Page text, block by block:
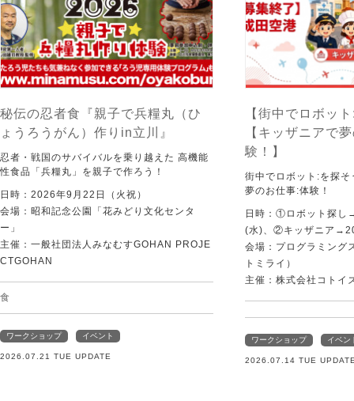
秘伝の忍者食『親子で兵糧丸（ひ
ょうろうがん）作りin立川』
忍者・戦国のサバイバルを乗り越えた 高機能
性食品「兵糧丸」を親子で作ろう！
日時：2026年9月22日（火祝）
会場：昭和記念公園「花みどり文化センタ
ー」
主催：一般社団法人みなむすGOHAN PROJE
CTGOHAN
食
ワークショップ イベント
2026.07.21 TUE UPDATE
【街中でロボッ
【キッザニアで
験！】
街中でロボット:を探
夢のお仕事:体験！
日時：①ロボット探
(水)、②キッザニア
会場：プログラミン
トミライ）
主催：株式会社コトイ
ワークショップ イベン
2026.07.14 TUE